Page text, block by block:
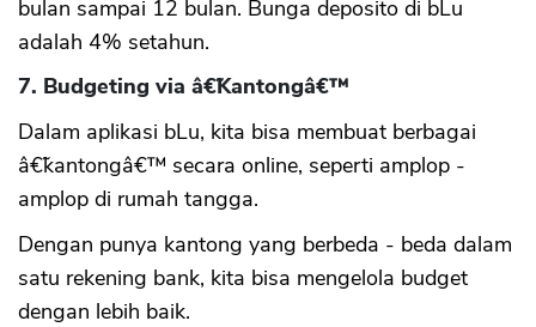
bulan sampai 12 bulan. Bunga deposito di bLu
adalah 4% setahun.
7. Budgeting via â€˜Kantongâ€™
Dalam aplikasi bLu, kita bisa membuat berbagai
â€˜kantongâ€™ secara online, seperti amplop -
amplop di rumah tangga.
Dengan punya kantong yang berbeda - beda dalam
satu rekening bank, kita bisa mengelola budget
dengan lebih baik.